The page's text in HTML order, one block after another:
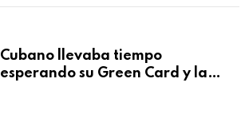
Cubano llevaba tiempo
esperando su Green Card y la